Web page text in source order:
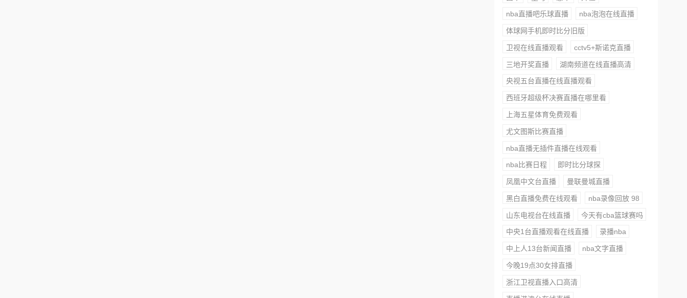
nba直播吧乐球直播 nba泡泡在线直播
体球网手机即时比分旧版
卫视在线直播观看 cctv5+斯诺克直播
三地开奖直播 湖南频道在线直播高清
央视五台直播在线直播观看
西班牙超级杯决赛直播在哪里看
上海五星体育免费观看
尤文图斯比赛直播
nba直播无插件直播在线观看
nba比赛日程 即时比分球探
凤凰中文台直播 曼联曼城直播
黑白直播免费在线观看 nba录像回放 98
山东电视台在线直播 今天有cba篮球赛吗
中央1台直播观看在线直播 录播nba
中上人13台新闻直播 nba文字直播
今晚19点30女排直播
浙江卫视直播入口高清